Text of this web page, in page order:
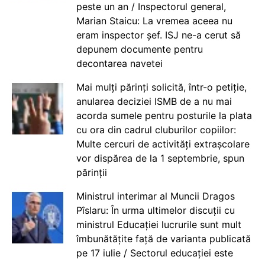
peste un an / Inspectorul general,
Marian Staicu: La vremea aceea nu
eram inspector șef. ISJ ne-a cerut să
depunem documente pentru
decontarea navetei
Mai mulți părinți solicită, într-o petiție,
anularea deciziei ISMB de a nu mai
acorda sumele pentru posturile la plata
cu ora din cadrul cluburilor copiilor:
Multe cercuri de activități extrașcolare
vor dispărea de la 1 septembrie, spun
părinții
Ministrul interimar al Muncii Dragos
Pîslaru: În urma ultimelor discuții cu
ministrul Educației lucrurile sunt mult
îmbunătățite față de varianta publicată
pe 17 iulie / Sectorul educației este